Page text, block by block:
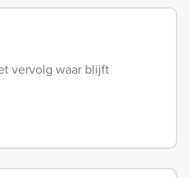
vervolg waar blijft